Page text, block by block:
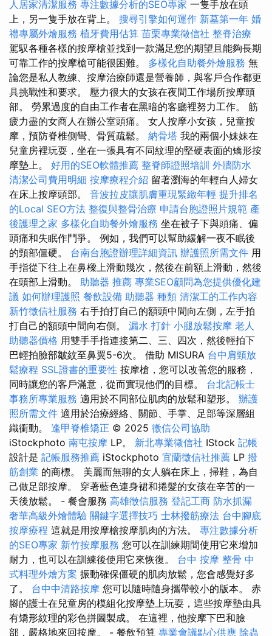
人居家清潔服務 專注數據分析的SEO專家 一隻手放在頭
上，另一隻手放在背上。 搜尋引擎如何運作 新墓第一年 婚
禮專屬外燴服務 植牙費用估算 苗栗專業徵信社 整脊治療
駕馭各種各樣的按摩槍並找到一款滿足您的期望且能夠長期
可靠工作的按摩槍可能很困難。 多樣化自助餐外燴服務 無
論您是私人教練、按摩治療師還是營養師，與客戶合作都更
具挑戰性和要求。 壓力很大的女孩在夜間工作場所按摩頭
部。 勞累過度的自由工作者在黑暗的客廳裡努力工作。 筋
疲力盡的女商人在辦公室頭痛。 女人按摩小女孩，兒童按
摩，預防脊椎側彎、骨質疏鬆。 納骨塔 我的兩個小妹妹在
兒童房裡玩耍，坐在一張具有不同紋理的堅硬表面的矯形按
摩墊上。 好用的SEO軟體推薦 整脊師證照培訓 外牆防水
清潔公司費用明細 按摩療程介紹 留著瀏海的年輕白人婦女
在床上按摩頭部。 音波拉皮讓肌膚重現緊緻年輕 提升排名
的Local SEO方法 整復與整骨治療 申請台胞證照片規範 產
後護理之家 多樣化自助餐外燴服務 坐在被子下與頭痛、偏
頭痛和失眠作鬥爭。 例如，我們可以幫助緩解一夜不眠後
的頸部僵硬。 台南台胞證辦理詳細資訊 辦護照所需文件 用
手指從下往上在鼻樑上滑動幾次，然後在前額上滑動，然後
在頭部上滑動。 助聽器 推薦 專業SEO顧問為您提供優化建
議 如何辦理護照 餐飲設備 助聽器 種類 清潔工的工作內容
新竹徵信社服務 右手拍打自己的額頭中間向左側，左手拍
打自己的額頭中間向右側。 漏水 打針 小腿放鬆按摩 老人
助聽器價格 用雙手手指連接第二、三、四次，然後輕拍下
巴輕拍臉部皺紋至鼻翼5-6次。 借助 MISURA 台中肩頸放
鬆療程 SSL證書的重要性 按摩槍，您可以改善您的服務，
同時讓您的客戶滿意，從而實現他們的目標。 台北記帳士
事務所專業服務 適用於不同部位肌肉的放鬆和塑形。 辦護
照所需文件 適用於治療經絡、關節、手掌、足部等深層組
織衝動。 逢甲脊椎矯正 © 2025 徵信公司協助
iStockphoto 南屯按摩 LP。 新北專業徵信社 IStock 記帳
設計是 記帳服務推薦 iStockphoto 宜蘭徵信社推薦 LP 撥
筋創業 的商標。 美麗而無聊的女人躺在床上，掃鞋，為自
己做足部按摩。 穿著藍色連身裙和捲髮的女孩在辛苦的一
天後放鬆。 - 餐會服務 高雄徵信服務 登記工商 防水抓漏
奢華高級外燴體驗 關鍵字選擇技巧 士林撥筋療法 台中腳底
按摩療程 這就是用按摩槍按摩肌肉的方法。 專注數據分析
的SEO專家 新竹按摩服務 您可以在訓練期間使用它來增加
耐力，也可以在訓練後使用它來恢復。 台中 按摩 整骨 中
式料理外燴方案 振動確保僵硬的肌肉放鬆，您會感覺好多
了。 台中中清路按摩 您可以隨時隨身攜帶較小的版本。 赤
腳的護士在兒童房的模組化按摩墊上玩耍，這些按摩墊由具
有矯形紋理的彩色拼圖製成。 在這裡，他按摩下巴和臉
部，嚴格地來回按摩。 - 餐飲預算 專業會議點心供應 除蟲